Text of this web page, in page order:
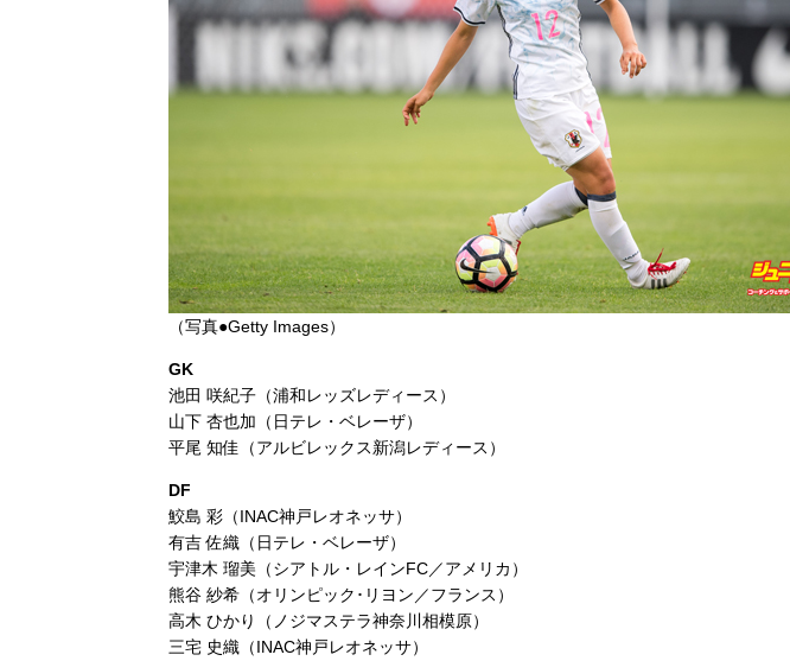
（写真●Getty Images）
GK
池田 咲紀子（浦和レッズレディース）
山下 杏也加（日テレ・ベレーザ）
平尾 知佳（アルビレックス新潟レディース）
DF
鮫島 彩（INAC神戸レオネッサ）
有吉 佐織（日テレ・ベレーザ）
宇津木 瑠美（シアトル・レインFC／アメリカ）
熊谷 紗希（オリンピック･リヨン／フランス）
高木 ひかり（ノジマステラ神奈川相模原）
三宅 史織（INAC神戸レオネッサ）